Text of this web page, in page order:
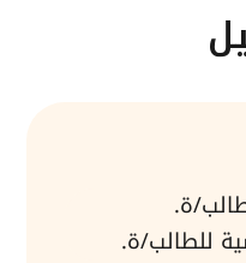
ة.
للطالب/ة.